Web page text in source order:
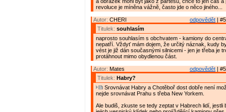
revoluce je míněna vážně, často jde o něco jiného...
odpovědět |
Autor: CHERI
Titulek: souhlasím
naprosto souhlasím s obchvatem - kamiony do
nepatří. Vždyť mám dojem, že určitý náznak, kudy
vést je již dán současnými silnicemi - jen je třeba je
protáhnout mimo obydlenou část.
odpovědět |
Autor: Mates
Titulek: Habry?
Srovnávat Habry a Chotěboř dost dobře není
nejde srovnávat Prahu s třeba New Yorkem.
Ale budiš, zkuste se tedy zeptat v Habrech lidí, jestli